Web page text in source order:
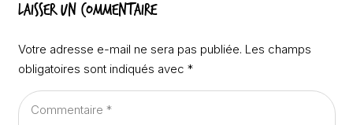
Laisser un commentaire
Votre adresse e-mail ne sera pas publiée. Les champs
obligatoires sont indiqués avec *